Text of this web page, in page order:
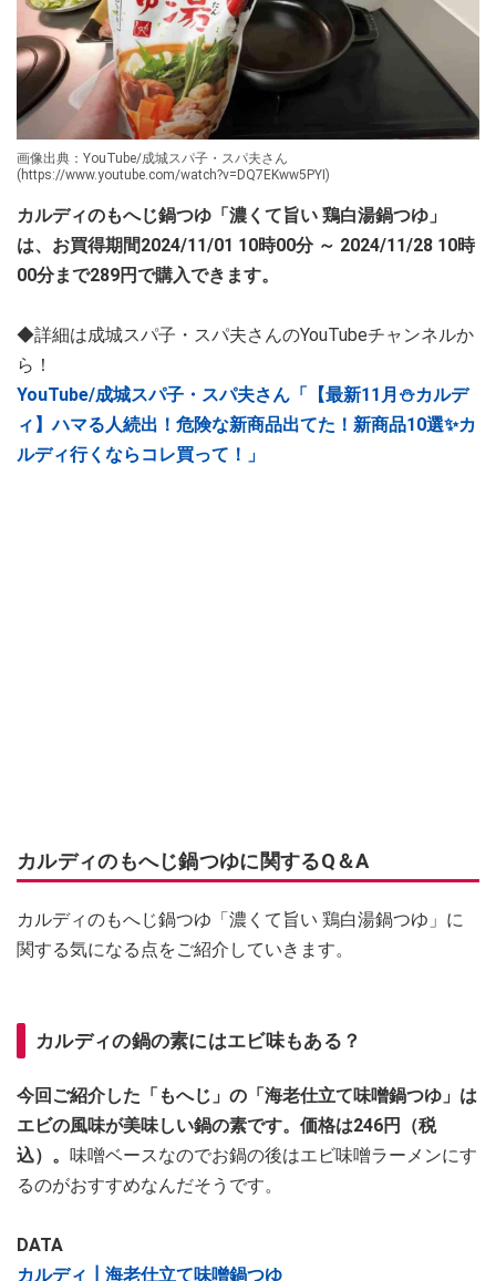
画像出典：YouTube/成城スパ子・スパ夫さん
(https://www.youtube.com/watch?v=DQ7EKww5PYI)
カルディのもへじ鍋つゆ「濃くて旨い 鶏白湯鍋つゆ」
は、お買得期間2024/11/01 10時00分 ～ 2024/11/28 10時
00分まで289円で購入できます。
◆詳細は成城スパ子・スパ夫さんのYouTubeチャンネルか
ら！
YouTube/成城スパ子・スパ夫さん「【最新11月⛄️カルデ
ィ】ハマる人続出！危険な新商品出てた！新商品10選✨カ
ルディ行くならコレ買って！」
カルディのもへじ鍋つゆに関するQ＆A
カルディのもへじ鍋つゆ「濃くて旨い 鶏白湯鍋つゆ」に
関する気になる点をご紹介していきます。
カルディの鍋の素にはエビ味もある？
今回ご紹介した「もへじ」の「海老仕立て味噌鍋つゆ」は
エビの風味が美味しい鍋の素です。価格は246円（税
込）。 味噌ベースなのでお鍋の後はエビ味噌ラーメンにす
るのがおすすめなんだそうです。
DATA
カルディ┃海老仕立て味噌鍋つゆ